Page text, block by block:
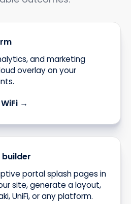
and marketing
overlay on your
→
builder
portal splash pages in
site, generate a layout,
UniFi, or any platform.